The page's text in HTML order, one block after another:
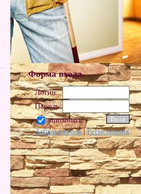
Форма входа
Логин:
Пароль:
запомнить
Забыл пароль|Регистрация